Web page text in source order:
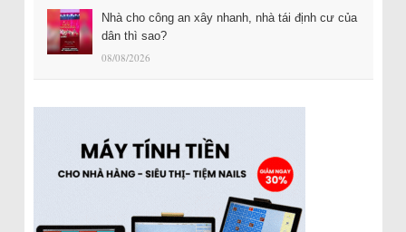
Nhà cho công an xây nhanh, nhà tái định cư của
dân thì sao?
08/08/2026